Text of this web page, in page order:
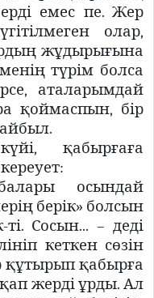
емес пе. Жер
олар,
жұдырығына
түрім болса
аталарымдай
қоймаспын, бір
қабырғаға
осындай
берік» болсын
Сосын... – деді
кеткен сөзін
құтырып қабырға
жерді ұрды. Ал